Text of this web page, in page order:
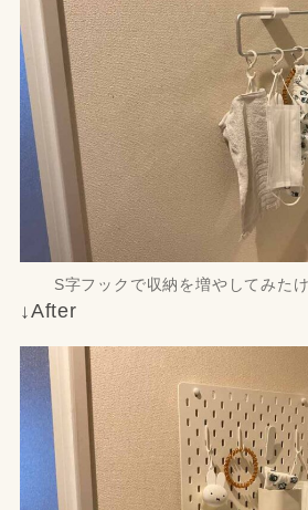
S字フックで収納を増やしてみた
↓After